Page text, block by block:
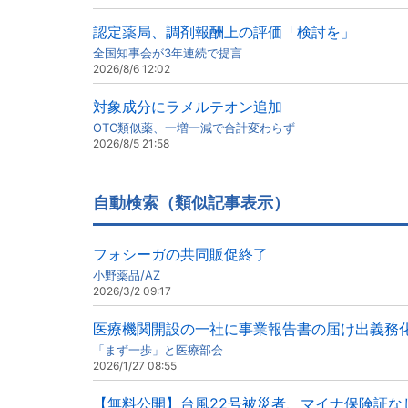
認定薬局、調剤報酬上の評価「検討を」
全国知事会が3年連続で提言
2026/8/6 12:02
対象成分にラメルテオン追加
OTC類似薬、一増一減で合計変わらず
2026/8/5 21:58
自動検索（類似記事表示）
フォシーガの共同販促終了
小野薬品/AZ
2026/3/2 09:17
医療機関開設の一社に事業報告書の届け出義務
「まず一歩」と医療部会
2026/1/27 08:55
【無料公開】台風22号被災者、マイナ保険証